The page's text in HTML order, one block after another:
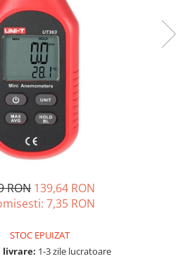
balcon
RON 139,64 RON
7,35 RON
STOC EPUIZAT
livrare: 1-3 zile lucratoare